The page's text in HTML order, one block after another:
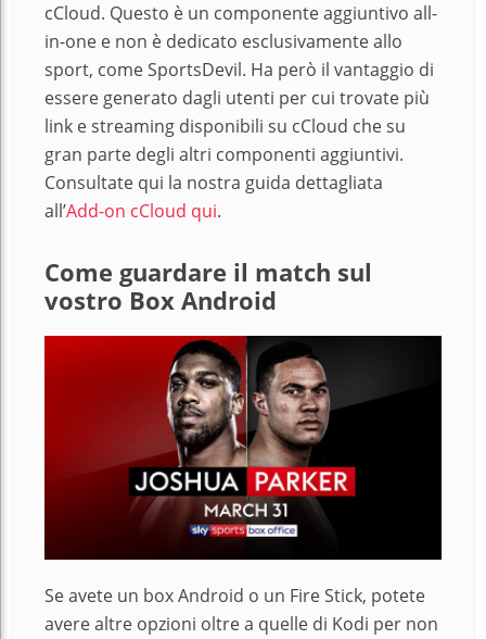
cCloud. Questo è un componente aggiuntivo all-
in-one e non è dedicato esclusivamente allo
sport, come SportsDevil. Ha però il vantaggio di
essere generato dagli utenti per cui trovate più
link e streaming disponibili su cCloud che su
gran parte degli altri componenti aggiuntivi.
Consultate qui la nostra guida dettagliata
all’Add-on cCloud qui.
Come guardare il match sul
vostro Box Android
Se avete un box Android o un Fire Stick, potete
avere altre opzioni oltre a quelle di Kodi per non